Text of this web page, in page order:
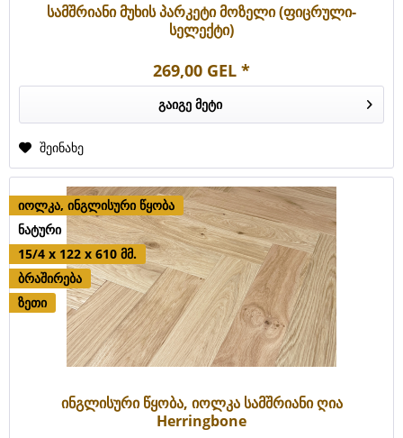
სამშრიანი მუხის პარკეტი მოზელი (ფიცრული-
სელექტი)
269,00 GEL *
გაიგე მეტი
შეინახე
იოლკა, ინგლისური წყობა
ნატური
15/4 x 122 x 610 მმ.
ბრაშირება
ზეთი
ინგლისური წყობა, იოლკა სამშრიანი ღია
Herringbone